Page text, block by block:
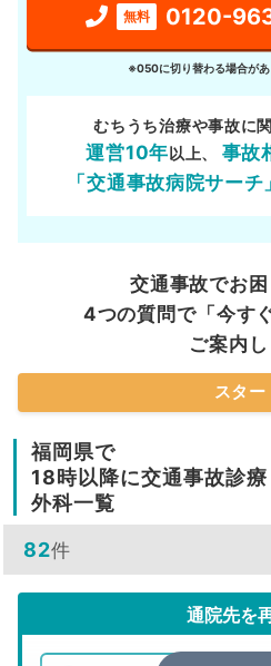
無料 0120-
※050に切り替わる場合があ
むちうち治療や事故に
運営10年以上、 事故
「交通事故病院サーチ
交通事故でお
4つの質問で「今す
ご案内
スター
福岡県で
18時以降に交通事故診
外科一覧
82件
通院先を